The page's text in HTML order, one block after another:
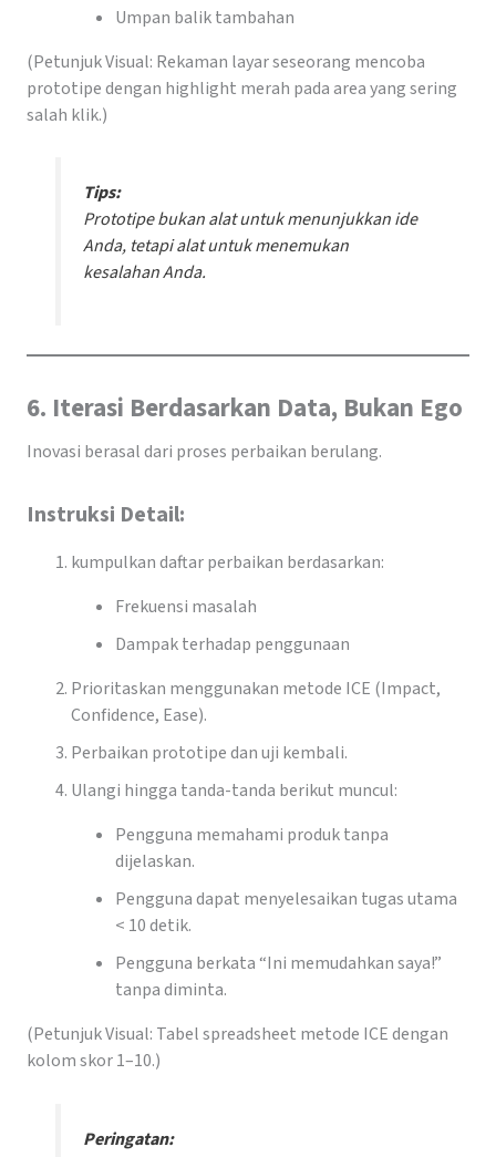
Umpan balik tambahan
(Petunjuk Visual: Rekaman layar seseorang mencoba
prototipe dengan highlight merah pada area yang sering
salah klik.)
Tips:
Prototipe bukan alat untuk menunjukkan ide
Anda, tetapi alat untuk menemukan
kesalahan Anda.
6. Iterasi Berdasarkan Data, Bukan Ego
Inovasi berasal dari proses perbaikan berulang.
Instruksi Detail:
kumpulkan daftar perbaikan berdasarkan:
Frekuensi masalah
Dampak terhadap penggunaan
Prioritaskan menggunakan metode ICE (Impact,
Confidence, Ease).
Perbaikan prototipe dan uji kembali.
Ulangi hingga tanda-tanda berikut muncul:
Pengguna memahami produk tanpa
dijelaskan.
Pengguna dapat menyelesaikan tugas utama
< 10 detik.
Pengguna berkata “Ini memudahkan saya!”
tanpa diminta.
(Petunjuk Visual: Tabel spreadsheet metode ICE dengan
kolom skor 1–10.)
Peringatan: